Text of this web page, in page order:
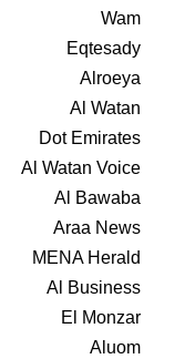
Wam
Eqtesady
Alroeya
Al Watan
Dot Emirates
Al Watan Voice
Al Bawaba
Araa News
MENA Herald
Al Business
El Monzar
Aluom